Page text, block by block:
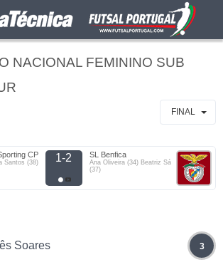
NACIONAL FEMININO SUB
FINAL
CP
Santos (38) 1-2 SL Benfica
Ana Oliveira (34) Beatriz Sá
(37)
Soares 3